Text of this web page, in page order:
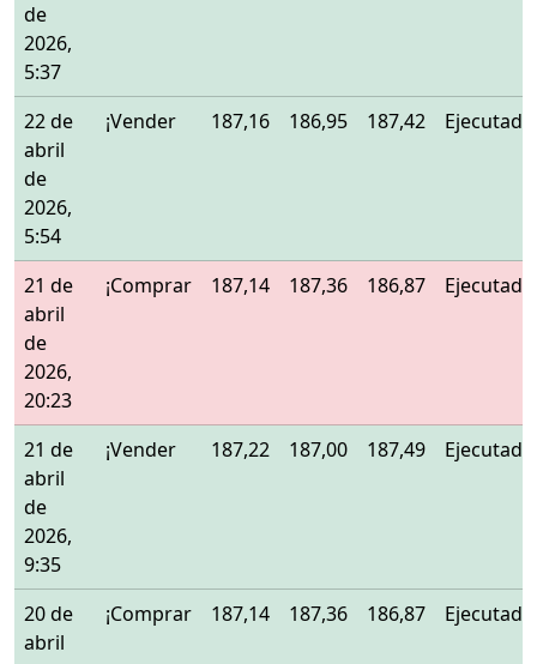
de
2026,
5:37
22 de
abril
de
2026,
5:54
¡Vender 187,16 186,95 187,42 Ejecutado
21 de
abril
de
2026,
20:23
¡Comprar 187,14 187,36 186,87 Ejecutado
21 de
abril
de
2026,
9:35
¡Vender 187,22 187,00 187,49 Ejecutado
20 de
abril
¡Comprar 187,14 187,36 186,87 Ejecutado